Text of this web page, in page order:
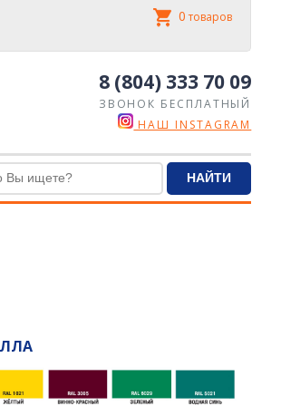
0 товаров
8 (804) 333 70 09
ЗВОНОК БЕСПЛАТНЫЙ
НАШ INSTAGRAM